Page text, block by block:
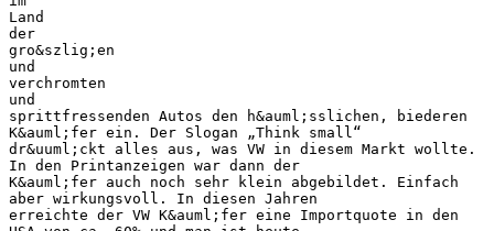
Land
der
gro&szlig;en
und
verchromten
und
sprittfressenden Autos den h&auml;sslichen, biederen
K&auml;fer ein. Der Slogan „Think small“
dr&uuml;ckt alles aus, was VW in diesem Markt wollte.
In den Printanzeigen war dann der
K&auml;fer auch noch sehr klein abgebildet. Einfach
aber wirkungsvoll. In diesen Jahren
erreichte der VW K&auml;fer eine Importquote in den